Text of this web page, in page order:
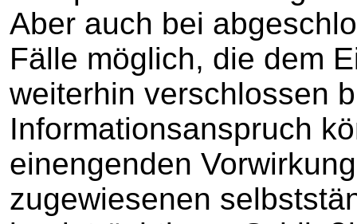
Aber auch bei
Fälle möglich, die dem
weiterhin verschlossen
Informationsanspruch
einengenden
zugewiesenen